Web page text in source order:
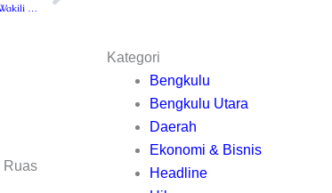
Ponpes Nurul Qur’an Lebong Wakili Kodim 0409 RL dalam Liga Santri Piala Kasad di Korem 041 Gamas Bengkulu
Ruas
Kategori
Bengkulu
Bengkulu Utara
Daerah
Ekonomi & Bisnis
Headline